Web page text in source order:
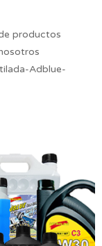
productos
Adblue-